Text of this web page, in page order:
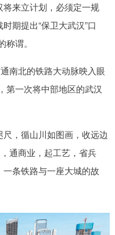
将来立计划，必须定一规
期提出“保卫大武汉”口
谓。
南北的铁路大动脉映入眼
第一次将中部地区的武汉
，循山川如图画，收远边
通商业，起工艺，省兵
条铁路与一座大城的故